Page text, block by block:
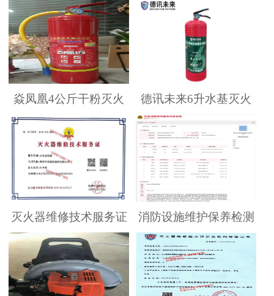
焱凤凰4公斤干粉灭火 德讯未来6升水基灭火
灭火器维修技术服务证 消防设施维护保养检测